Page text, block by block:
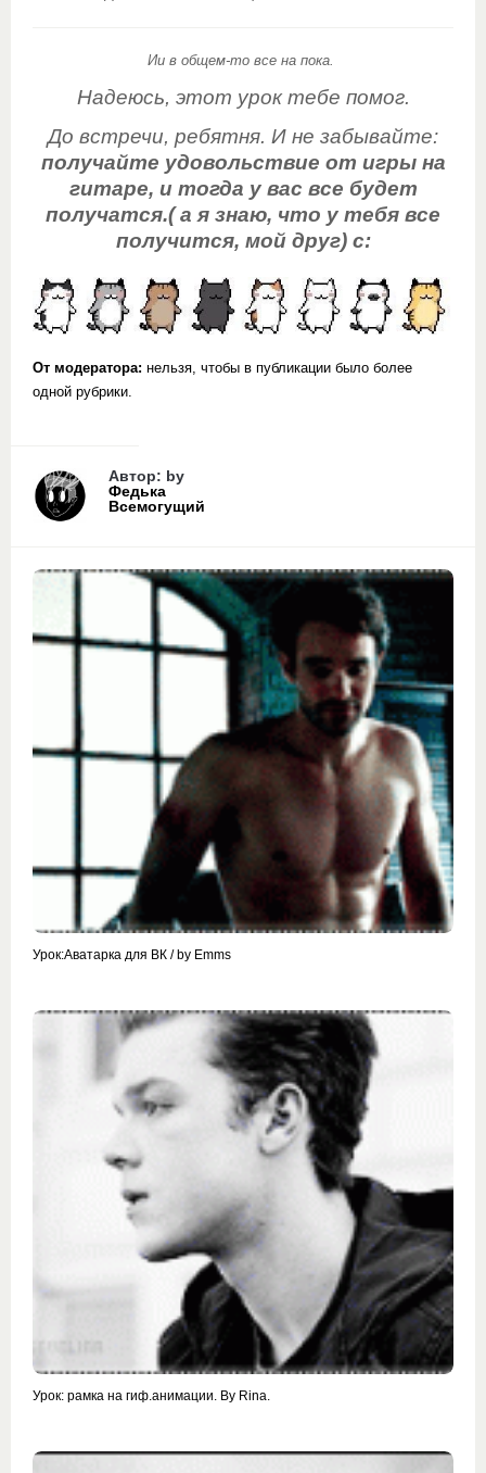
Ии в общем-то все на пока.
Надеюсь, этот урок тебе помог.
До встречи, ребятня. И не забывайте:
получайте удовольствие от игры на
гитаре, и тогда у вас все будет
получатся.( а я знаю, что у тебя все
получится, мой друг) с:
От модератора: нельзя, чтобы в публикации было более
одной рубрики.
Автор: by
Федька
Всемогущий
Урок:Аватарка для ВК / by Emms
Урок: рамка на гиф.анимации. By Rina.